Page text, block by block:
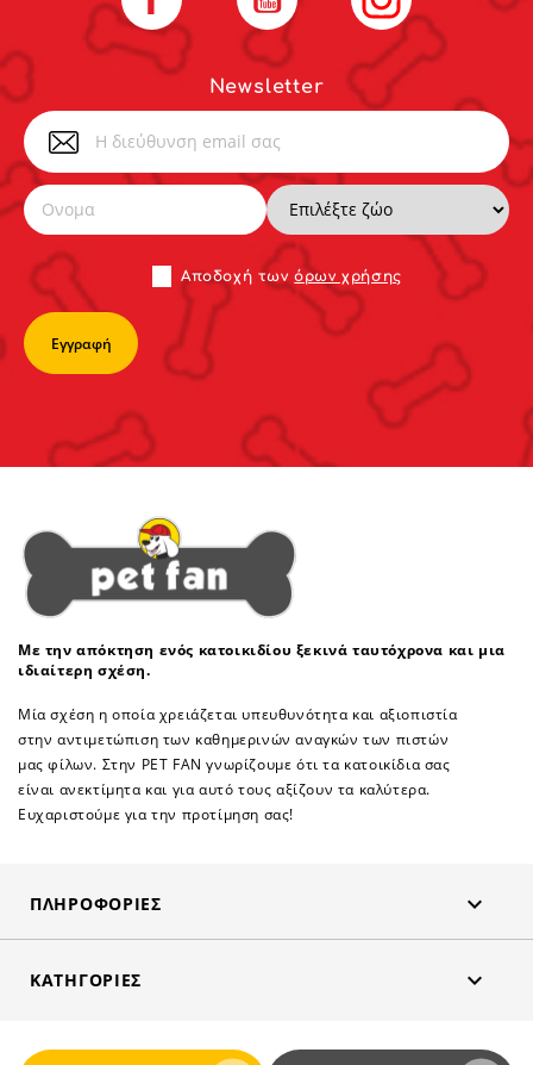
Newsletter
Αποδoχή τωνόρων χρήσης
Με την απόκτηση ενός κατοικιδίου ξεκινά ταυτόχρονα και μια
ιδιαίτερη σχέση.
Μία σχέση η οποία χρειάζεται υπευθυνότητα και αξιοπιστία
στην αντιμετώπιση των καθημερινών αναγκών των πιστών
μας φίλων. Στην PET FAN γνωρίζουμε ότι τα κατοικίδια σας
είναι ανεκτίμητα και για αυτό τους αξίζουν τα καλύτερα.
Ευχαριστούμε για την προτίμηση σας!
ΠΛΗΡΟΦΟΡΊΕΣ 
ΚΑΤΗΓΟΡΊΕΣ 